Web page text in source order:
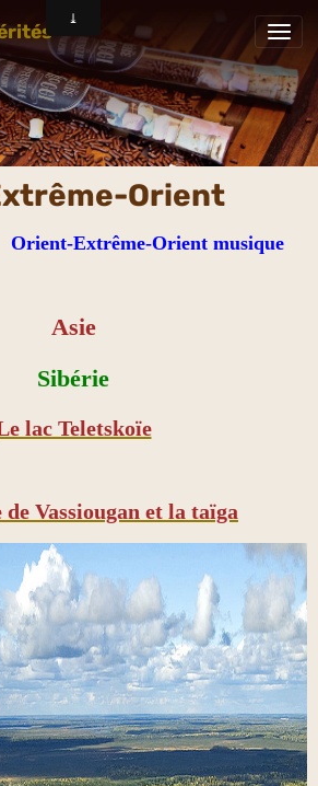
Orient
Orient-Extrême-Orient musique
Asie
Sibérie
lac Teletskoïe
Vassiougan et la taïga